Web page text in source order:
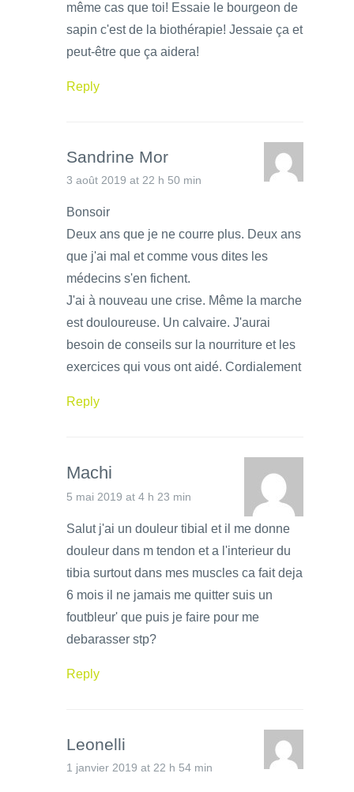
même cas que toi! Essaie le bourgeon de
sapin c'est de la biothérapie! Jessaie ça et
peut-être que ça aidera!
Reply
Sandrine Mor
3 août 2019 at 22 h 50 min
Bonsoir
Deux ans que je ne courre plus. Deux ans
que j'ai mal et comme vous dites les
médecins s'en fichent.
J'ai à nouveau une crise. Même la marche
est douloureuse. Un calvaire. J'aurai
besoin de conseils sur la nourriture et les
exercices qui vous ont aidé. Cordialement
Reply
Machi
5 mai 2019 at 4 h 23 min
Salut j'ai un douleur tibial et il me donne
douleur dans m tendon et a l'interieur du
tibia surtout dans mes muscles ca fait deja
6 mois il ne jamais me quitter suis un
foutbleur' que puis je faire pour me
debarasser stp?
Reply
Leonelli
1 janvier 2019 at 22 h 54 min